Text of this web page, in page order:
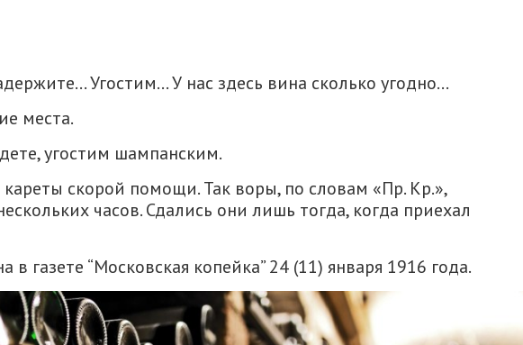
Угостим… У нас здесь вина сколько угодно…
места.
угостим шампанским.
скорой помощи. Так воры, по словам «Пр. Кр.»,
часов. Сдались они лишь тогда, когда приехал
в газете “Московская копейка” 24 (11) января 1916 года.